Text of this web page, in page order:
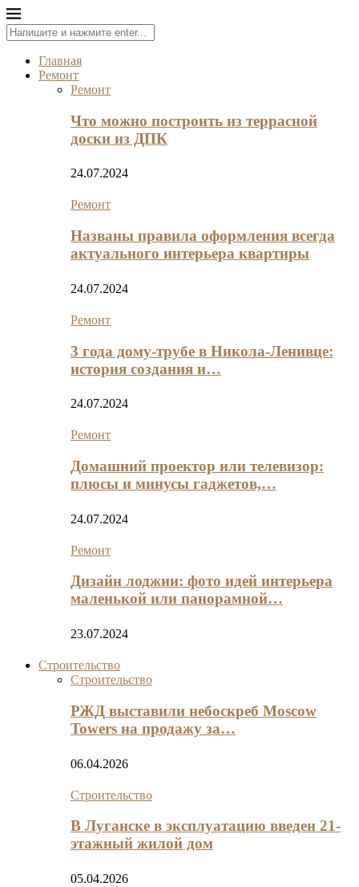
Главная
Ремонт
Ремонт
Что можно построить из террасной
доски из ДПК
24.07.2024
Ремонт
Названы правила оформления всегда
актуального интерьера квартиры
24.07.2024
Ремонт
3 года дому-трубе в Никола-Ленивце:
история создания и…
24.07.2024
Ремонт
Домашний проектор или телевизор:
плюсы и минусы гаджетов,…
24.07.2024
Ремонт
Дизайн лоджии: фото идей интерьера
маленькой или панорамной…
23.07.2024
Строительство
Строительство
РЖД выставили небоскреб Moscow
Towers на продажу за…
06.04.2026
Строительство
В Луганске в эксплуатацию введен 21-
этажный жилой дом
05.04.2026